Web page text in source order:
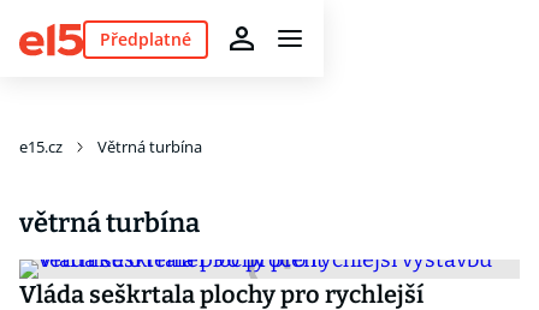
Předplatné
e15.cz Větrná turbína
větrná turbína
Vláda seškrtala plochy pro rychlejší